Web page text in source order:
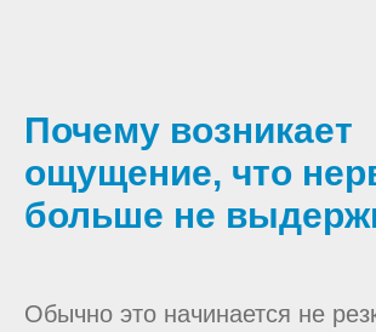
Почему возникает
ощущение, что
больше не
Обычно это начинается не